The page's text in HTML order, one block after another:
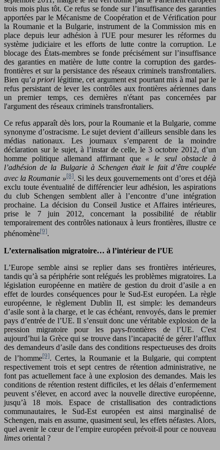
trois mois plus tôt. Ce refus se fonde sur l’insuffisance des garanties
apportées par le Mécanisme de Coopération et de Vérification pour
la Roumanie et la Bulgarie, instrument de la Commission mis en
place depuis leur adhésion à l'UE pour mesurer les réformes du
système judiciaire et les efforts de lutte contre la corruption. Le
blocage des États-membres se fonde précisément sur l’insuffisance
des garanties en matière de lutte contre la corruption des gardes-
frontières et sur la persistance des réseaux criminels transfrontaliers.
Bien qu’a priori légitime, cet argument est pourtant mis à mal par le
refus persistant de lever les contrôles aux frontières aériennes dans
un premier temps, ces dernières n'étant pas concernées par
l'argument des réseaux criminels transfrontaliers.
Ce refus apparaît dès lors, pour la Roumanie et la Bulgarie, comme
synonyme d’ostracisme. Le sujet devient d’ailleurs sensible dans les
médias nationaux. Les journaux s’emparent de la moindre
déclaration sur le sujet, à l’instar de celle, le 3 octobre 2012, d’un
homme politique allemand affirmant que « le seul obstacle à
l’adhésion de la Bulgarie à Schengen était le fait d’être couplée
avec la Roumanie »[8]. Si les deux gouvernements ont d’ores et déjà
exclu toute éventualité de différencier leur adhésion, les aspirations
du club Schengen semblent aller à l’encontre d’une intégration
prochaine. La décision du Conseil Justice et Affaires intérieures,
prise le 7 juin 2012, concernant la possibilité de rétablir
temporairement des contrôles nationaux à leurs frontières, illustre ce
phénomène[9].
L’externalisation migratoire… à l’intérieur de l’UE
L’Europe semble ainsi se replier dans ses frontières intérieures,
tandis qu’à sa périphérie sont relégués les problèmes migratoires. La
législation européenne en matière de gestion du droit d’asile a en
effet de lourdes conséquences pour le Sud-Est européen. La règle
européenne, le règlement Dublin II, est simple: les demandeurs
d’asile sont à la charge, et le cas échéant, renvoyés, dans le premier
pays d’entrée de l’UE. Il s’ensuit donc une véritable explosion de la
pression migratoire pour les pays-frontières de l’UE. C'est
aujourd’hui la Grèce qui se trouve dans l’incapacité de gérer l’afflux
des demandeurs d’asile dans des conditions respectueuses des droits
de l’homme[9]. Certes, la Roumanie et la Bulgarie, qui comptent
respectivement trois et sept centres de rétention administrative, ne
font pas actuellement face à une explosion des demandes. Mais les
conditions de rétention restent difficiles, et les délais d’enfermement
peuvent s’élever, en accord avec la nouvelle directive européenne,
jusqu’à 18 mois. Espace de cristallisation des contradictions
communautaires, le Sud-Est européen est ainsi marginalisé de
Schengen, mais en assume, quasiment seul, les effets néfastes. Alors,
quel avenir le cœur de l’empire européen prévoit-il pour ce nouveau
limes oriental ?